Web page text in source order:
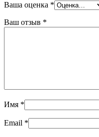
Ваша оценка *
Ваш отзыв *
Имя *
Email *